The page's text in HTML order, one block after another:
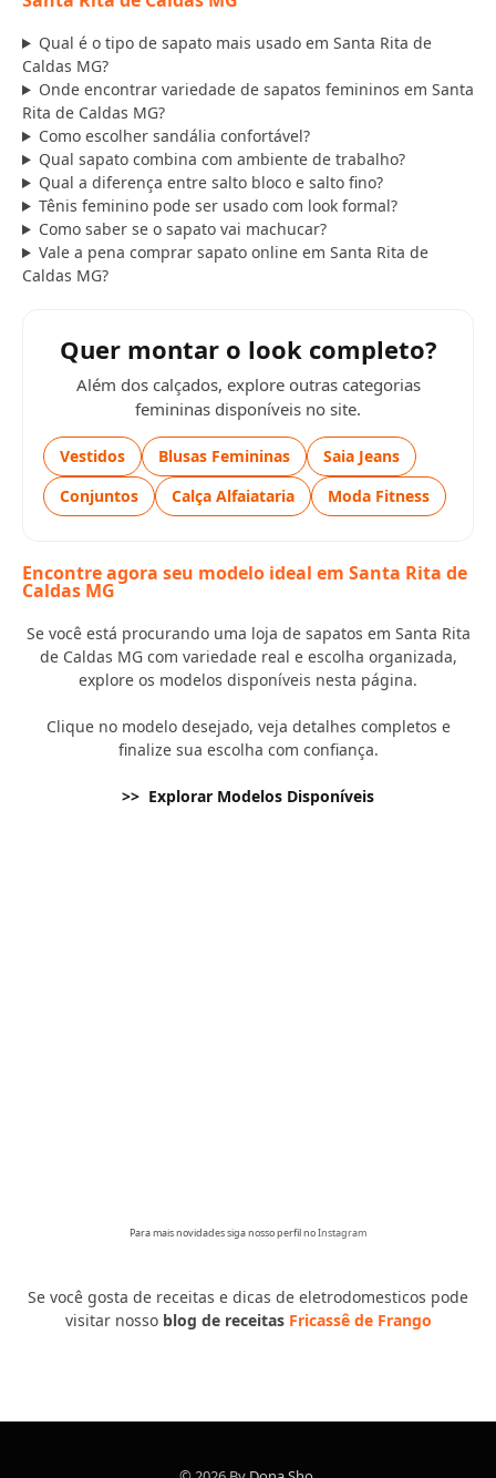
Qual é o tipo de sapato mais usado em Santa Rita de
Caldas MG?
Onde encontrar variedade de sapatos femininos em Santa
Rita de Caldas MG?
Como escolher sandália confortável?
Qual sapato combina com ambiente de trabalho?
Qual a diferença entre salto bloco e salto fino?
Tênis feminino pode ser usado com look formal?
Como saber se o sapato vai machucar?
Vale a pena comprar sapato online em Santa Rita de
Caldas MG?
Quer montar o look completo?
Além dos calçados, explore outras categorias
femininas disponíveis no site.
Vestidos Blusas Femininas
Saia Jeans
Conjuntos
Calça Alfaiataria Moda Fitness
Encontre agora seu modelo ideal em Santa Rita de
Caldas MG
Se você está procurando uma loja de sapatos em Santa Rita
de Caldas MG com variedade real e escolha organizada,
explore os modelos disponíveis nesta página.
Clique no modelo desejado, veja detalhes completos e
finalize sua escolha com confiança.
>> Explorar Modelos Disponíveis
Para mais novidades siga nosso perfil noInstagram
Se você gosta de receitas e dicas de eletrodomesticos pode
visitar nosso blog de receitas Fricassê de Frango